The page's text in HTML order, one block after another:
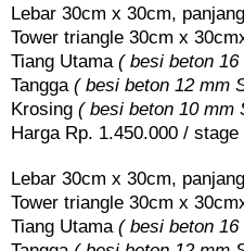
Lebar 30cm x 30cm,
Tower triangle 30cm x
Tiang Utama ( besi beton
Tangga ( besi beton 12 mm
Krosing ( besi beton 10 mm
Harga Rp. 1.450.000 / stage
Lebar 30cm x 30cm,
Tower triangle 30cm x
Tiang Utama ( besi beton